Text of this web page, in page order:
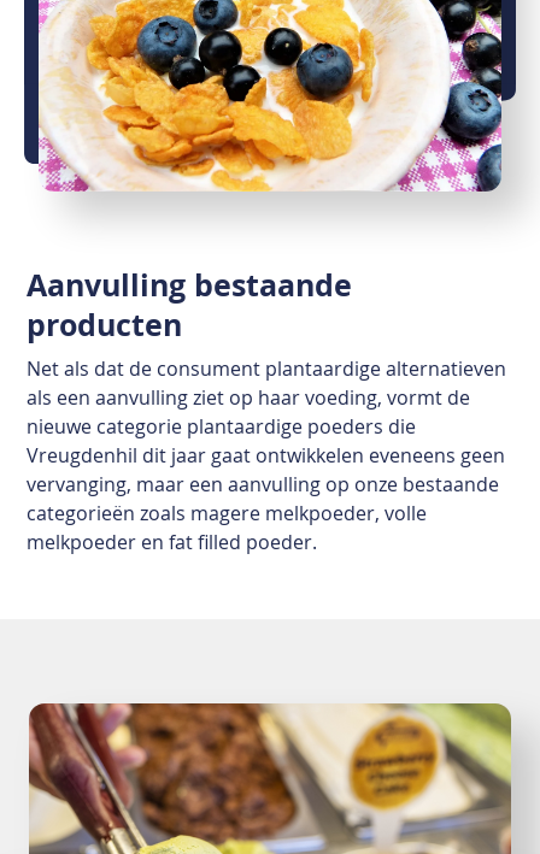
Aanvulling bestaande
producten
Net als dat de consument plantaardige alternatieven
als een aanvulling ziet op haar voeding, vormt de
nieuwe categorie plantaardige poeders die
Vreugdenhil dit jaar gaat ontwikkelen eveneens geen
vervanging, maar een aanvulling op onze bestaande
categorieën zoals magere melkpoeder, volle
melkpoeder en fat filled poeder.